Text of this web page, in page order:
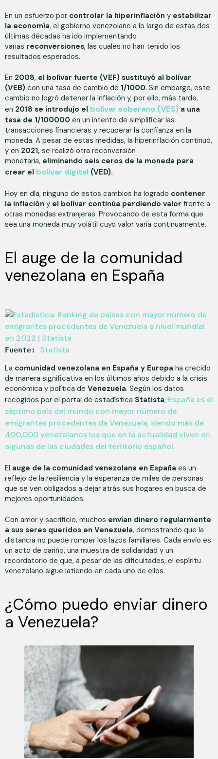
En un esfuerzo por controlar la hiperinflación y estabilizar
la economía, el gobierno venezolano a lo largo de estas dos
últimas décadas ha ido implementando
varias reconversiones, las cuales no han tenido los
resultados esperados.
En 2008, el bolívar fuerte (VEF) sustituyó al bolívar
(VEB) con una tasa de cambio de 1/1000. Sin embargo, este
cambio no logró detener la inflación y, por ello, más tarde,
en 2018 se introdujo el bolívar soberano (VES) a una
tasa de 1/100000 en un intento de simplificar las
transacciones financieras y recuperar la confianza en la
moneda. A pesar de estas medidas, la hiperinflación continuó,
y en 2021, se realizó otra reconversión
monetaria, eliminando seis ceros de la moneda para
crear el bolívar digital (VED).
Hoy en día, ninguno de estos cambios ha logrado contener
la inflación y el bolívar continúa perdiendo valor frente a
otras monedas extranjeras. Provocando de esta forma que
sea una moneda muy volátil cuyo valor varía continuamente.
El auge de la comunidad
venezolana en España
Fuente: Statista
La comunidad venezolana en España y Europa ha crecido
de manera significativa en los últimos años debido a la crisis
económica y política de Venezuela. Según los datos
recogidos por el portal de estadística Statista, España es el
séptimo país del mundo con mayor número de
emigrantes procedentes de Venezuela, siendo más de
400,000 venezolanos los que en la actualidad viven en
algunas de las ciudades del territorio español.
El auge de la comunidad venezolana en España es un
reflejo de la resiliencia y la esperanza de miles de personas
que se ven obligados a dejar atrás sus hogares en busca de
mejores oportunidades.
Con amor y sacrificio, muchos envían dinero regularmente
a sus seres queridos en Venezuela, demostrando que la
distancia no puede romper los lazos familiares. Cada envío es
un acto de cariño, una muestra de solidaridad y un
recordatorio de que, a pesar de las dificultades, el espíritu
venezolano sigue latiendo en cada uno de ellos.
¿Cómo puedo enviar dinero
a Venezuela?